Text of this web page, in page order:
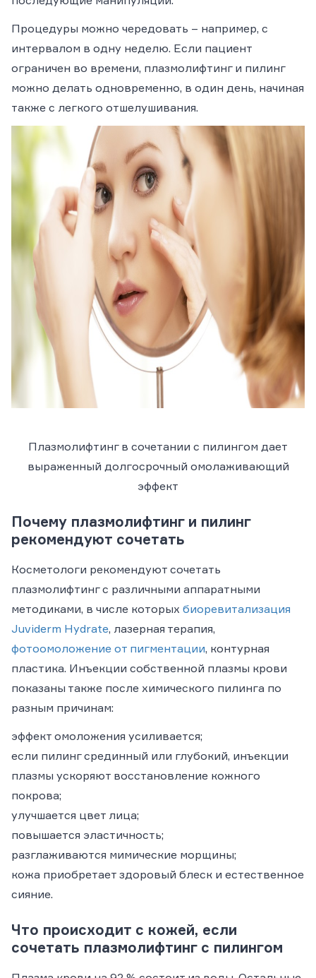
Процедуры можно чередовать – например, с
интервалом в одну неделю. Если пациент
ограничен во времени, плазмолифтинг и пилинг
можно делать одновременно, в один день, начиная
также с легкого отшелушивания.
Плазмолифтинг в сочетании с пилингом дает
выраженный долгосрочный омолаживающий
эффект
Почему плазмолифтинг и пилинг
рекомендуют сочетать
Косметологи рекомендуют сочетать
плазмолифтинг с различными аппаратными
методиками, в числе которых биоревитализация
Juviderm Hydrate, лазерная терапия,
фотоомоложение от пигментации, контурная
пластика. Инъекции собственной плазмы крови
показаны также после химического пилинга по
разным причинам:
эффект омоложения усиливается;
если пилинг срединный или глубокий, инъекции
плазмы ускоряют восстановление кожного
покрова;
улучшается цвет лица;
повышается эластичность;
разглаживаются мимические морщины;
кожа приобретает здоровый блеск и естественное
сияние.
Что происходит с кожей, если
сочетать плазмолифтинг с пилингом